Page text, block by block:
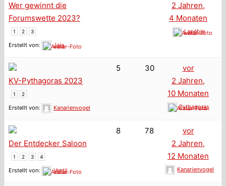
Wer gewinnt die
Forumswette 2023?
1 2 3
Erstellt von: Jaja
2 Jahren,
4 Monaten
Lapébie
KV-Pythagoras 2023
1 2
Erstellt von: Kanarienvogel
5 30
vor
2 Jahren,
10 Monaten
Pythagoras
Der Entdecker Saloon
1 2 3 4
Erstellt von: Ventil
8 78
vor
2 Jahren,
12 Monaten
Kanarienvogel